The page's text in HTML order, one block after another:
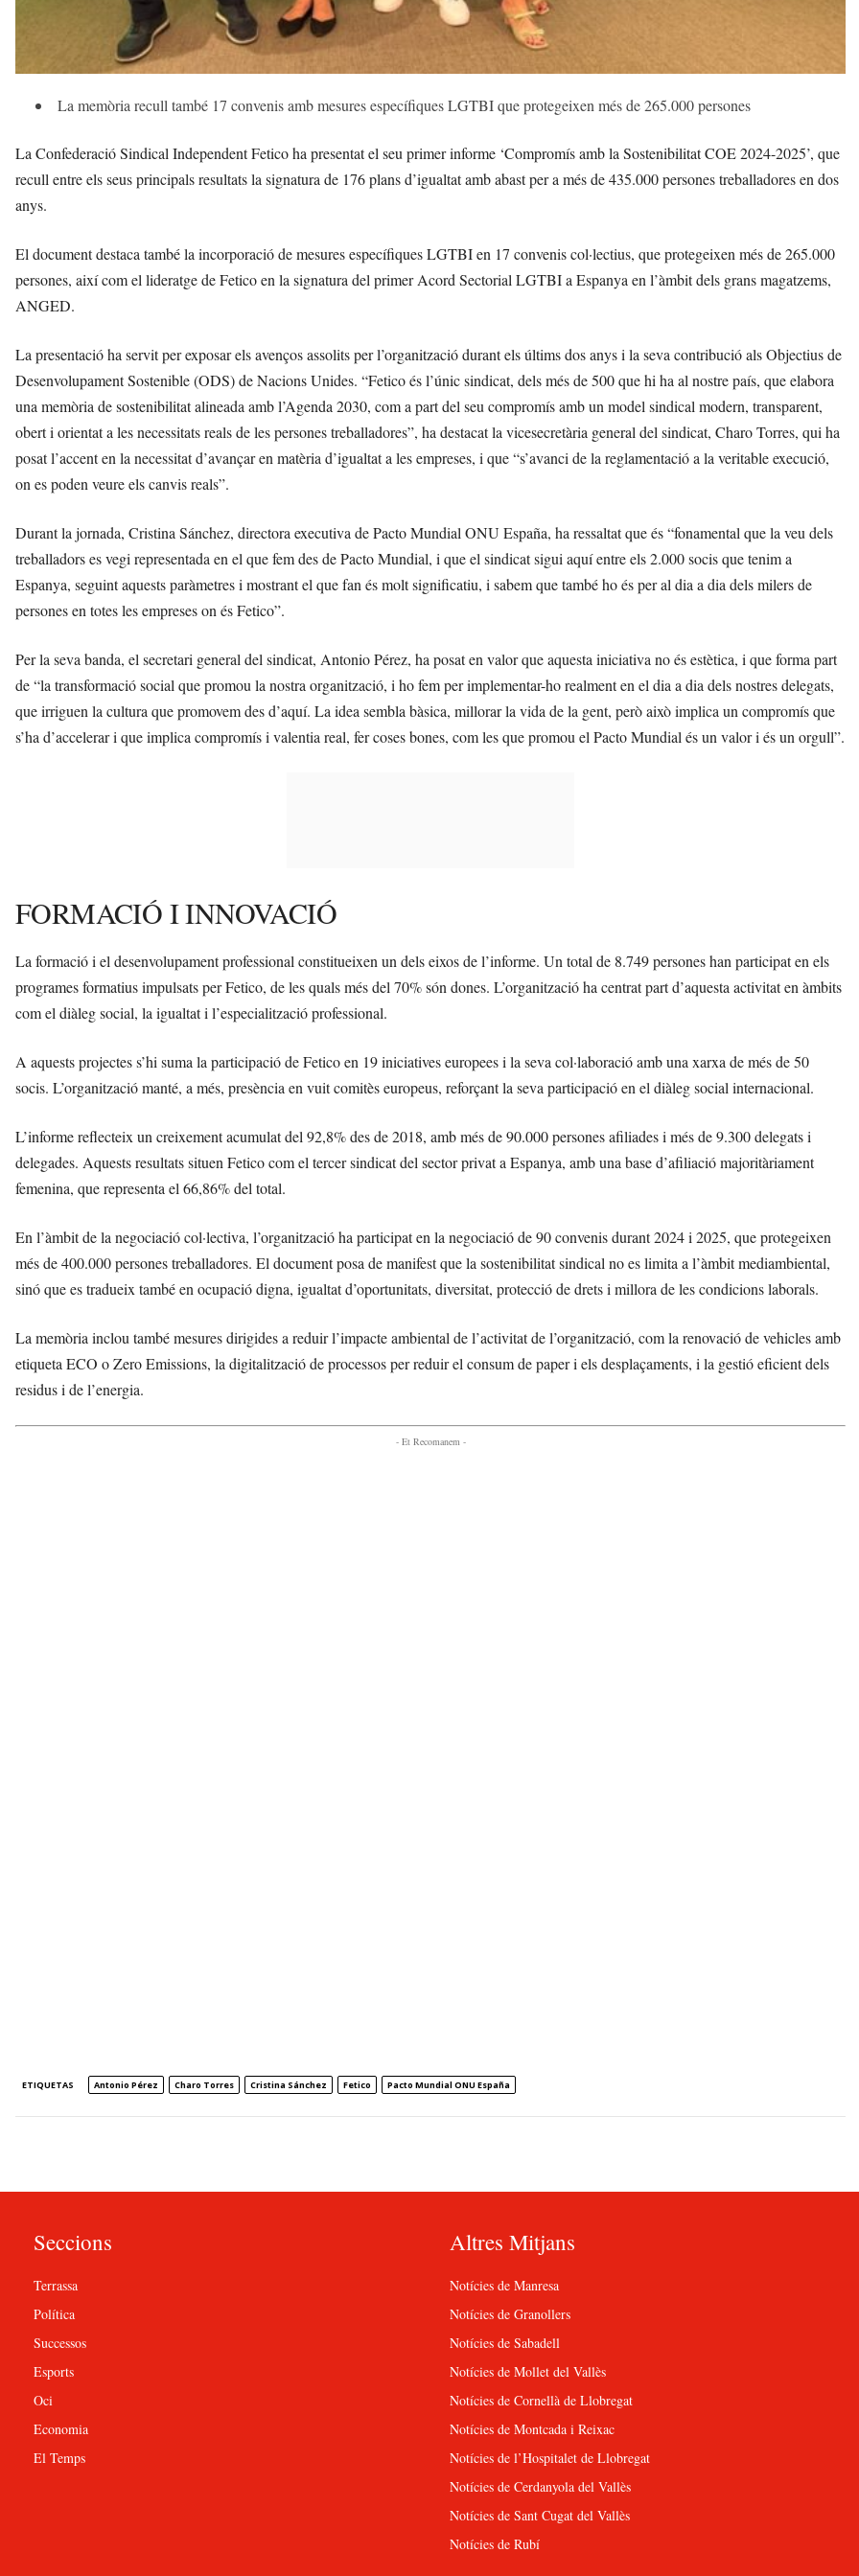
La memòria recull també 17 convenis amb mesures específiques LGTBI que protegeixen més de 265.000 persones
La Confederació Sindical Independent Fetico ha presentat el seu primer informe ‘Compromís amb la Sostenibilitat COE 2024-2025’, que
recull entre els seus principals resultats la signatura de 176 plans d’igualtat amb abast per a més de 435.000 persones treballadores en dos
anys.
El document destaca també la incorporació de mesures específiques LGTBI en 17 convenis col·lectius, que protegeixen més de 265.000
persones, així com el lideratge de Fetico en la signatura del primer Acord Sectorial LGTBI a Espanya en l’àmbit dels grans magatzems,
ANGED.
La presentació ha servit per exposar els avenços assolits per l’organització durant els últims dos anys i la seva contribució als Objectius de
Desenvolupament Sostenible (ODS) de Nacions Unides. “Fetico és l’únic sindicat, dels més de 500 que hi ha al nostre país, que elabora
una memòria de sostenibilitat alineada amb l’Agenda 2030, com a part del seu compromís amb un model sindical modern, transparent,
obert i orientat a les necessitats reals de les persones treballadores”, ha destacat la vicesecretària general del sindicat, Charo Torres, qui ha
posat l’accent en la necessitat d’avançar en matèria d’igualtat a les empreses, i que “s’avanci de la reglamentació a la veritable execució,
on es poden veure els canvis reals”.
Durant la jornada, Cristina Sánchez, directora executiva de Pacto Mundial ONU España, ha ressaltat que és “fonamental que la veu dels
treballadors es vegi representada en el que fem des de Pacto Mundial, i que el sindicat sigui aquí entre els 2.000 socis que tenim a
Espanya, seguint aquests paràmetres i mostrant el que fan és molt significatiu, i sabem que també ho és per al dia a dia dels milers de
persones en totes les empreses on és Fetico”.
Per la seva banda, el secretari general del sindicat, Antonio Pérez, ha posat en valor que aquesta iniciativa no és estètica, i que forma part
de “la transformació social que promou la nostra organització, i ho fem per implementar-ho realment en el dia a dia dels nostres delegats,
que irriguen la cultura que promovem des d’aquí. La idea sembla bàsica, millorar la vida de la gent, però això implica un compromís que
s’ha d’accelerar i que implica compromís i valentia real, fer coses bones, com les que promou el Pacto Mundial és un valor i és un orgull”.
FORMACIÓ I INNOVACIÓ
La formació i el desenvolupament professional constitueixen un dels eixos de l’informe. Un total de 8.749 persones han participat en els
programes formatius impulsats per Fetico, de les quals més del 70% són dones. L’organització ha centrat part d’aquesta activitat en àmbits
com el diàleg social, la igualtat i l’especialització professional.
A aquests projectes s’hi suma la participació de Fetico en 19 iniciatives europees i la seva col·laboració amb una xarxa de més de 50
socis. L’organització manté, a més, presència en vuit comitès europeus, reforçant la seva participació en el diàleg social internacional.
L’informe reflecteix un creixement acumulat del 92,8% des de 2018, amb més de 90.000 persones afiliades i més de 9.300 delegats i
delegades. Aquests resultats situen Fetico com el tercer sindicat del sector privat a Espanya, amb una base d’afiliació majoritàriament
femenina, que representa el 66,86% del total.
En l’àmbit de la negociació col·lectiva, l’organització ha participat en la negociació de 90 convenis durant 2024 i 2025, que protegeixen
més de 400.000 persones treballadores. El document posa de manifest que la sostenibilitat sindical no es limita a l’àmbit mediambiental,
sinó que es tradueix també en ocupació digna, igualtat d’oportunitats, diversitat, protecció de drets i millora de les condicions laborals.
La memòria inclou també mesures dirigides a reduir l’impacte ambiental de l’activitat de l’organització, com la renovació de vehicles amb
etiqueta ECO o Zero Emissions, la digitalització de processos per reduir el consum de paper i els desplaçaments, i la gestió eficient dels
residus i de l’energia.
- Et Recomanem -
ETIQUETAS Antonio Pérez Charo Torres Cristina Sánchez Fetico Pacto Mundial ONU España
Seccions
Terrassa
Política
Successos
Esports
Oci
Economia
El Temps
Altres Mitjans
Notícies de Manresa
Notícies de Granollers
Notícies de Sabadell
Notícies de Mollet del Vallès
Notícies de Cornellà de Llobregat
Notícies de Montcada i Reixac
Notícies de l’Hospitalet de Llobregat
Notícies de Cerdanyola del Vallès
Notícies de Sant Cugat del Vallès
Notícies de Rubí